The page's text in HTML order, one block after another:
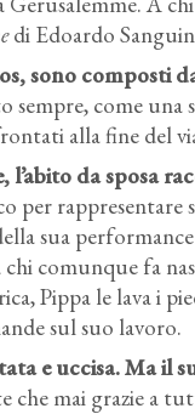
di Edoardo
sono composti
come una
alla fine del
da sposa
per
sua
comunque fa
Pippa le lava i
sul suo lavoro.
e uccisa. Ma il
che mai grazie a